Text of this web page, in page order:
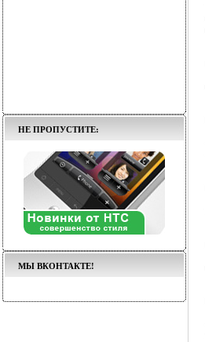
НЕ ПРОПУСТИТЕ:
МЫ ВКОНТАКТЕ!